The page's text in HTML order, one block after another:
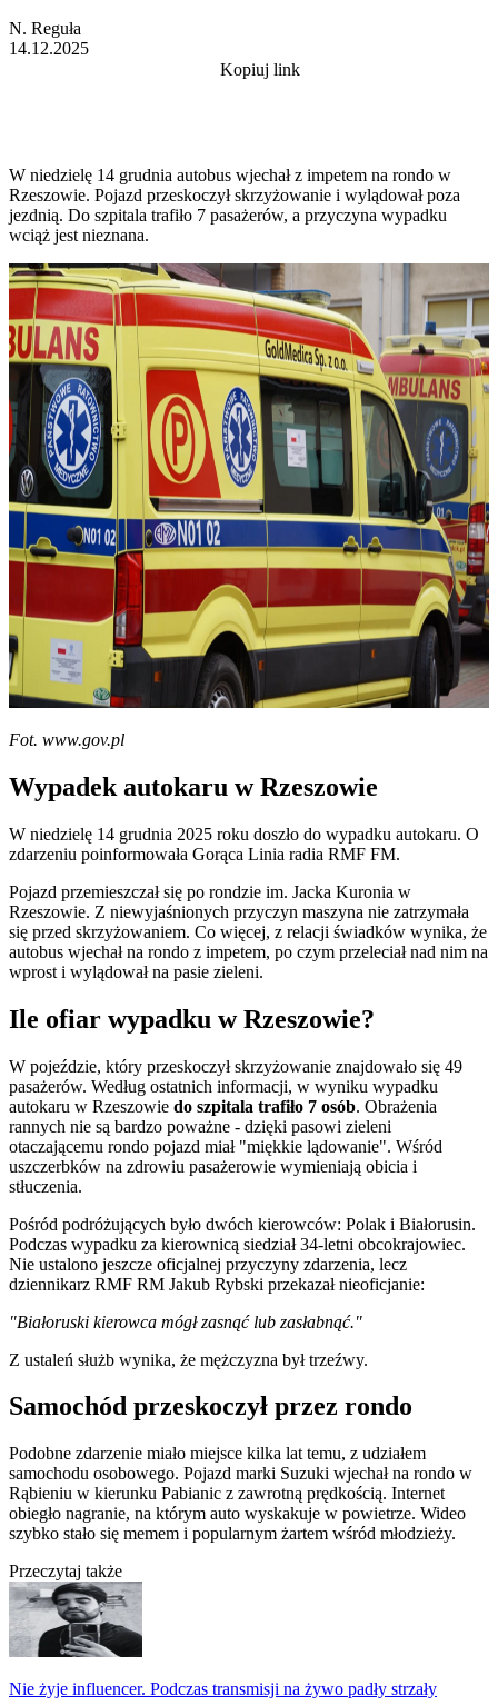
N. Reguła
14.12.2025
Kopiuj link
W niedzielę 14 grudnia autobus wjechał z impetem na rondo w
Rzeszowie. Pojazd przeskoczył skrzyżowanie i wylądował poza
jezdnią. Do szpitala trafiło 7 pasażerów, a przyczyna wypadku
wciąż jest nieznana.
Fot. www.gov.pl
Wypadek autokaru w Rzeszowie
W niedzielę 14 grudnia 2025 roku doszło do wypadku autokaru. O
zdarzeniu poinformowała Gorąca Linia radia RMF FM.
Pojazd przemieszczał się po rondzie im. Jacka Kuronia w
Rzeszowie. Z niewyjaśnionych przyczyn maszyna nie zatrzymała
się przed skrzyżowaniem. Co więcej, z relacji świadków wynika, że
autobus wjechał na rondo z impetem, po czym przeleciał nad nim na
wprost i wylądował na pasie zieleni.
Ile ofiar wypadku w Rzeszowie?
W pojeździe, który przeskoczył skrzyżowanie znajdowało się 49
pasażerów. Według ostatnich informacji, w wyniku wypadku
autokaru w Rzeszowie do szpitala trafiło 7 osób. Obrażenia
rannych nie są bardzo poważne - dzięki pasowi zieleni
otaczającemu rondo pojazd miał "miękkie lądowanie". Wśród
uszczerbków na zdrowiu pasażerowie wymieniają obicia i
stłuczenia.
Pośród podróżujących było dwóch kierowców: Polak i Białorusin.
Podczas wypadku za kierownicą siedział 34-letni obcokrajowiec.
Nie ustalono jeszcze oficjalnej przyczyny zdarzenia, lecz
dziennikarz RMF RM Jakub Rybski przekazał nieoficjanie:
"Białoruski kierowca mógł zasnąć lub zasłabnąć."
Z ustaleń służb wynika, że mężczyzna był trzeźwy.
Samochód przeskoczył przez rondo
Podobne zdarzenie miało miejsce kilka lat temu, z udziałem
samochodu osobowego. Pojazd marki Suzuki wjechał na rondo w
Rąbieniu w kierunku Pabianic z zawrotną prędkością. Internet
obiegło nagranie, na którym auto wyskakuje w powietrze. Wideo
szybko stało się memem i popularnym żartem wśród młodzieży.
Przeczytaj także
Nie żyje influencer. Podczas transmisji na żywo padły strzały